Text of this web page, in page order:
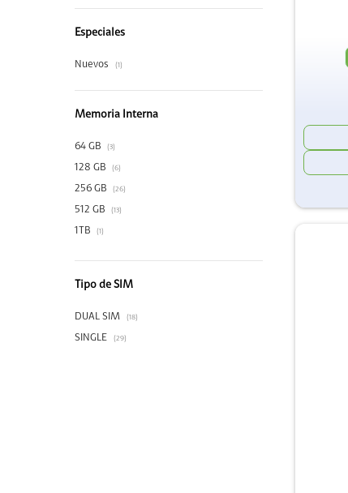
Especiales
Nuevos (1)
Memoria Interna
64 GB (3)
128 GB (6)
256 GB (26)
512 GB (13)
1TB (1)
Tipo de SIM
DUAL SIM (18)
SINGLE (29)